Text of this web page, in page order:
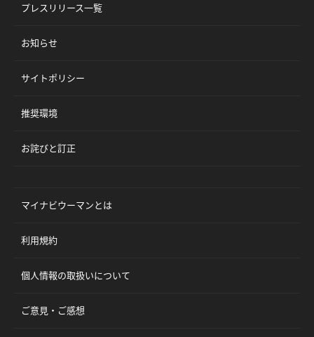
プレスリリース一覧
お知らせ
サイトポリシー
推奨環境
お詫びと訂正
マイナビウーマンとは
利用規約
個人情報の取扱いについて
ご意見・ご感想